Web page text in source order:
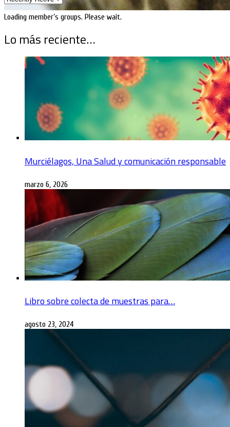
Loading member’s groups. Please wait.
Lo más reciente…
Murciélagos, Una Salud y comunicación responsable
marzo 6, 2026
Libro sobre colecta de muestras para…
agosto 23, 2024